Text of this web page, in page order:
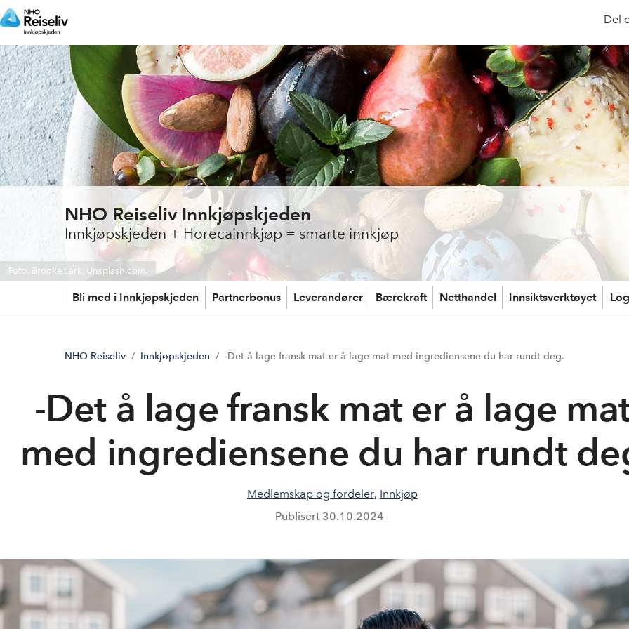
Del
Foto: Brooke Lark, Unsplash.com.
NHO Reiseliv Innkjøpskjeden
Innkjøpskjeden + Horecainnkjøp = smarte innkjøp
Bli med i Innkjøpskjeden Partnerbonus Leverandører Bærekraft Netthandel Innsiktsverktøyet
NHO Reiseliv Innkjøpskjeden -Det å lage fransk mat er å lage mat med ingrediensene du har rundt deg.
-Det å lage fransk mat er å lage
med ingrediensene du har rundt
Medlemskap og fordeler, Innkjøp
Publisert 30.10.2024